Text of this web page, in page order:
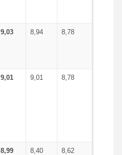
9,03 8,94 8,78
9,01 9,01 8,78
8,99 8,40 8,62